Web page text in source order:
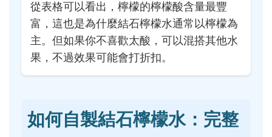
從表格可以看出，檸檬的檸檬酸含量最豐
富，這也是為什麼結石檸檬水通常以檸檬為
主。但如果你不喜歡太酸，可以混搭其他水
果，不過效果可能會打折扣。
如何自製結石檸檬水：完整